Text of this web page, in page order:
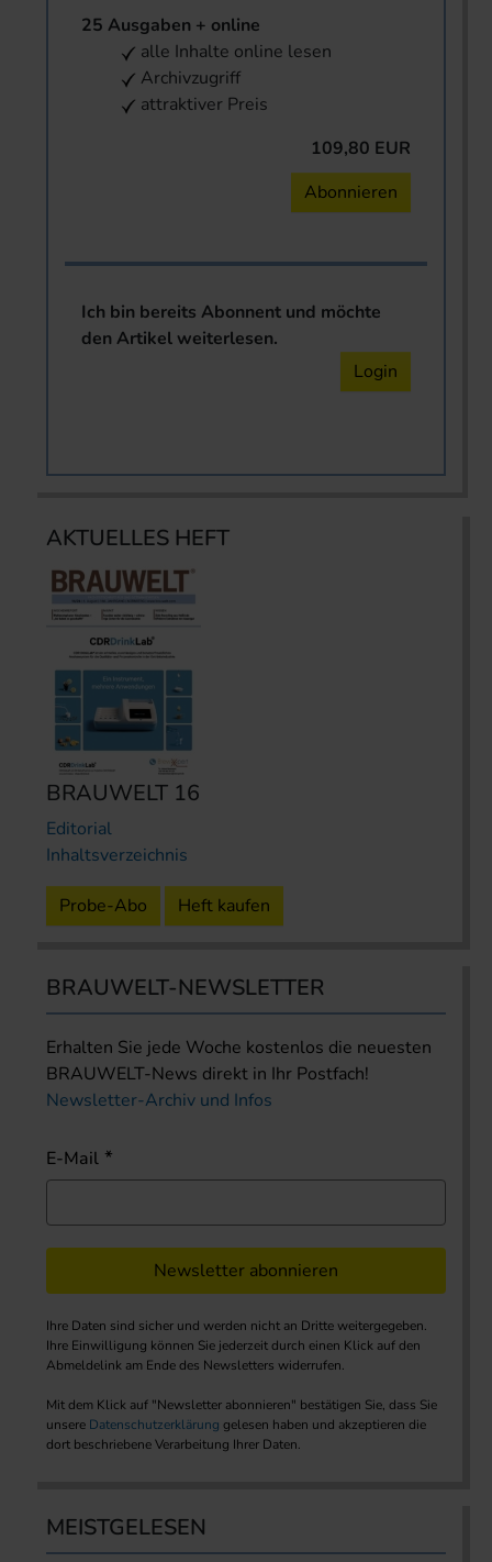
25 Ausgaben + online
alle Inhalte online lesen
Archivzugriff
attraktiver Preis
109,80 EUR
Abonnieren
Ich bin bereits Abonnent und möchte
den Artikel weiterlesen.
Login
AKTUELLES HEFT
BRAUWELT 16
Editorial
Inhaltsverzeichnis
Probe-Abo Heft kaufen
BRAUWELT-NEWSLETTER
Erhalten Sie jede Woche kostenlos die neuesten
BRAUWELT-News direkt in Ihr Postfach!
Newsletter-Archiv und Infos
E-Mail
Newsletter abonnieren
Ihre Daten sind sicher und werden nicht an Dritte weitergegeben.
Ihre Einwilligung können Sie jederzeit durch einen Klick auf den
Abmeldelink am Ende des Newsletters widerrufen.
Mit dem Klick auf "Newsletter abonnieren" bestätigen Sie, dass Sie
unsere Datenschutzerklärung gelesen haben und akzeptieren die
dort beschriebene Verarbeitung Ihrer Daten.
MEISTGELESEN